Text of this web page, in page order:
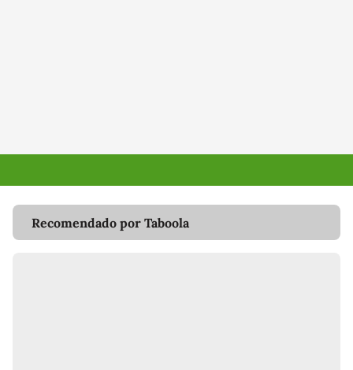
Recomendado por Taboola